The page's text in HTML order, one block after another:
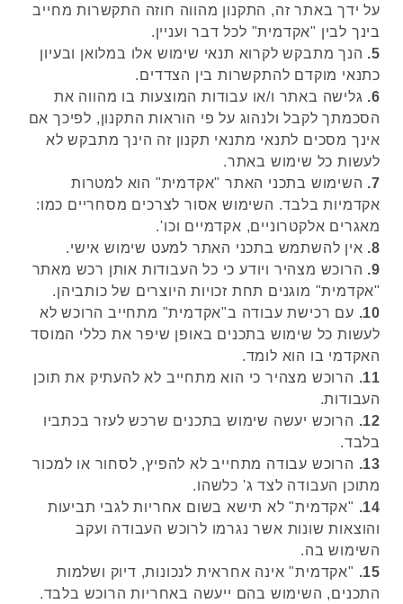
על ידך באתר זה, התקנון מהווה חוזה התקשרות מחייב
בינך לבין "אקדמית" לכל דבר ועניין.
5.
הנך מתבקש לקרוא תנאי שימוש אלו במלואן ובעיון
כתנאי מוקדם להתקשרות בין הצדדים.
6.
גלישה באתר ו/או עבודות המוצעות בו מהווה את
הסכמתך לקבל ולנהוג על פי הוראות התקנון, לפיכך אם
אינך מסכים לתנאי מתנאי תקנון זה הינך מתבקש לא
לעשות כל שימוש באתר.
7.
השימוש בתכני האתר "אקדמית" הוא למטרות
אקדמיות בלבד. השימוש אסור לצרכים מסחריים כמו:
מאגרים אלקטרוניים, אקדמיים וכו'.
8. אין להשתמש בתכני האתר למעט שימוש אישי.
9.
הרוכש מצהיר ויודע כי כל העבודות אותן רכש מאתר
"אקדמית" מוגנים תחת זכויות היוצרים של כותביהן.
10.
עם רכישת עבודה ב"אקדמית" מתחייב הרוכש לא
לעשות כל שימוש בתכנים באופן שיפר את כללי המוסד
האקדמי בו הוא לומד.
11.
הרוכש מצהיר כי הוא מתחייב לא להעתיק את תוכן
העבודות.
12.
הרוכש יעשה שימוש בתכנים שרכש לעזר בכתביו
בלבד.
13.
הרוכש עבודה מתחייב לא להפיץ, לסחור או למכור
מתוכן העבודה לצד ג' כלשהו.
14.
"אקדמית" לא תישא בשום אחריות לגבי תביעות
והוצאות שונות אשר נגרמו לרוכש העבודה ועקב
השימוש בה.
15.
"אקדמית" אינה אחראית לנכונות, דיוק ושלמות
התכנים, השימוש בהם ייעשה באחריות הרוכש בלבד.